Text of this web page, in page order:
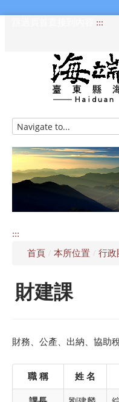
:::
HOME
訊息專區
認識海端
公所介紹
:::
首頁 / 本所位置 / 行政
財建課
財務、公產、出納、協助
職 稱 姓 名